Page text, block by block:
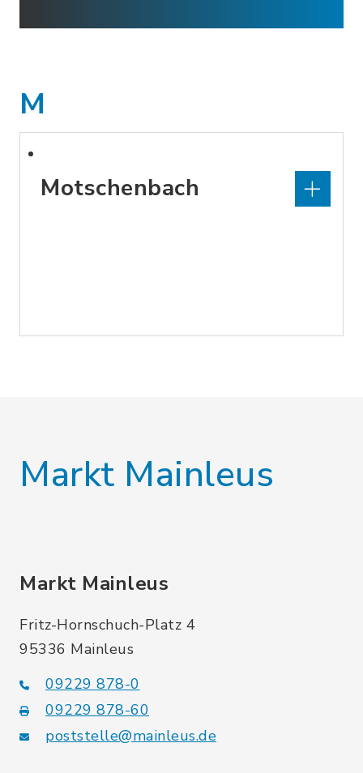
M
Motschenbach
Markt Mainleus
Markt Mainleus
Fritz-Hornschuch-Platz 4
95336 Mainleus
09229 878-0
09229 878-60
poststelle@mainleus.de